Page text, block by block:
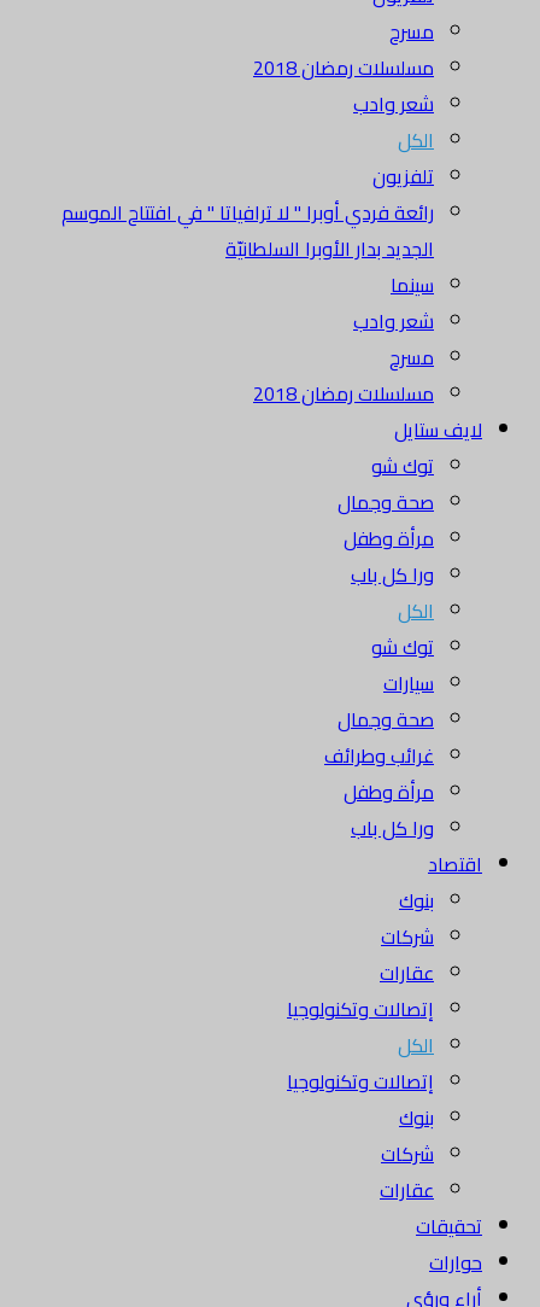
مسرح
مسلسلات رمضان 2018
شعر وادب
الكل
تلفزيون
رائعة فردي أوبرا " لا ترافياتا " في افتتاح الموسم
الجديد بدار الأوبرا السلطانيّة
سينما
شعر وادب
مسرح
مسلسلات رمضان 2018
لايف ستايل
توك شو
صحة وجمال
مرأة وطفل
ورا كل باب
الكل
توك شو
سيارات
صحة وجمال
غرائب وطرائف
مرأة وطفل
ورا كل باب
اقتصاد
بنوك
شركات
عقارات
إتصالات وتكنولوجيا
الكل
إتصالات وتكنولوجيا
بنوك
شركات
عقارات
تحقيقات
حوارات
أراء ورؤى